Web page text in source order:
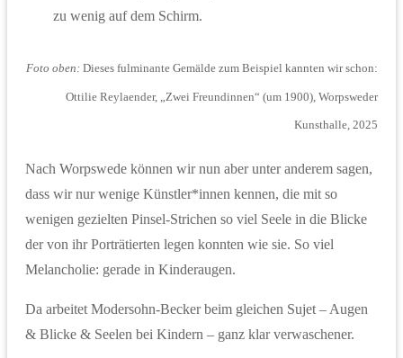
zu wenig auf dem Schirm.
Foto oben: Dieses fulminante Gemälde zum Beispiel kannten wir schon:
Ottilie Reylaender, „Zwei Freundinnen“ (um 1900), Worpsweder
Kunsthalle, 2025
Nach Worpswede können wir nun aber unter anderem sagen,
dass wir nur wenige Künstler*innen kennen, die mit so
wenigen gezielten Pinsel-Strichen so viel Seele in die Blicke
der von ihr Porträtierten legen konnten wie sie. So viel
Melancholie: gerade in Kinderaugen.
Da arbeitet Modersohn-Becker beim gleichen Sujet – Augen
& Blicke & Seelen bei Kindern – ganz klar verwaschener.